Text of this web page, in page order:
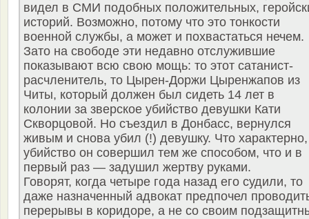
видел в СМИ подобных положительных,
историй. Возможно, потому что это тонкости
военной службы, а может и похвастаться нечем.
Зато на свободе эти недавно отслужившие
показывают всю свою мощь: то этот сатанист-
расчленитель, то Цырен-Доржи Цыренжапов из
Читы, который должен был сидеть 14 лет в
колонии за зверское убийство девушки Кати
Скворцовой. Но съездил в Донбасс, вернулся
живым и снова убил (!) девушку. Что характерно,
убийство он совершил тем же способом, что и в
первый раз — задушил жертву руками.
Говорят, когда четыре года назад его судили, то
даже назначенный адвокат предпочел
перерывы в коридоре, а не со своим